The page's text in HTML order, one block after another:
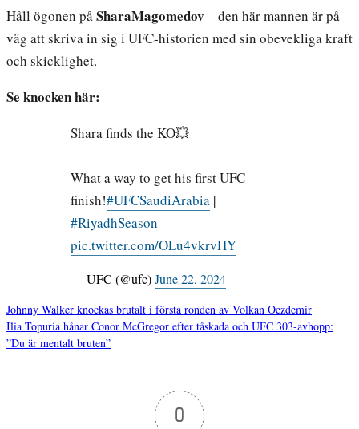
Håll ögonen påSharaMagomedov– den här mannen är på
väg att skriva in sig i UFC-historien med sin obevekliga kraft
och skicklighet.
Se knocken här:
Shara finds the KO💥
What a way to get his first UFC
finish!#UFCSaudiArabia |
#RiyadhSeason
pic.twitter.com/OLu4vkrvHY
— UFC (@ufc)June 22, 2024
Inläggsnavigering
Johnny Walker knockas brutalt i första ronden av Volkan Oezdemir
Ilia Topuria hånar Conor McGregor efter tåskada och UFC 303-avhopp:
”Du är mentalt bruten”
0